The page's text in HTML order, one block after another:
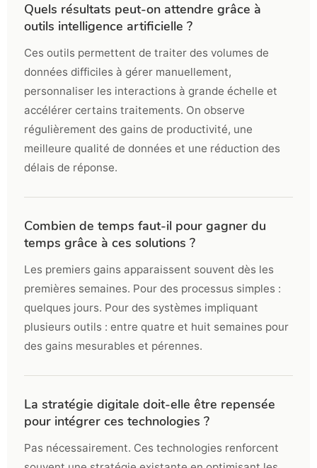
Quels résultats peut-on attendre grâce à
outils intelligence artificielle ?
Ces outils permettent de traiter des volumes de
données difficiles à gérer manuellement,
personnaliser les interactions à grande échelle et
accélérer certains traitements. On observe
régulièrement des gains de productivité, une
meilleure qualité de données et une réduction des
délais de réponse.
Combien de temps faut-il pour gagner du
temps grâce à ces solutions ?
Les premiers gains apparaissent souvent dès les
premières semaines. Pour des processus simples :
quelques jours. Pour des systèmes impliquant
plusieurs outils : entre quatre et huit semaines pour
des gains mesurables et pérennes.
La stratégie digitale doit-elle être repensée
pour intégrer ces technologies ?
Pas nécessairement. Ces technologies renforcent